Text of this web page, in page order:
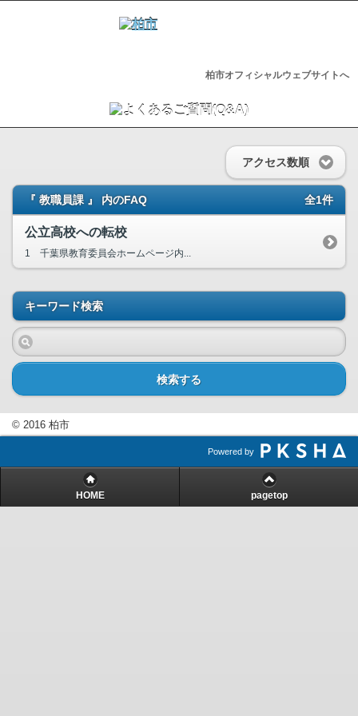
柏市オフィシャルウェブサイトへ
アクセス数順
『 教職員課 』 内のFAQ 全1件
公立高校への転校
1 千葉県教育委員会ホームページ内...
キーワード検索
検索する
© 2016 柏市
Powered by
HOME pagetop